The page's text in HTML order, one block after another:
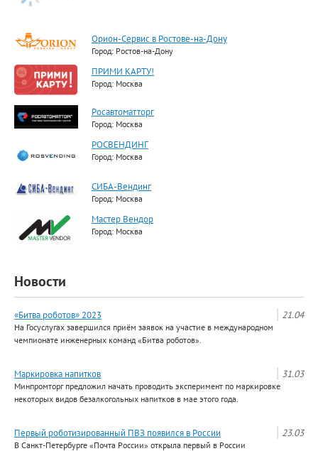
Орион-Сервис в Ростове-на-Дону
Город: Ростов-на-Дону
ПРИМИ КАРТУ!
Город: Москва
Росавтоматторг
Город: Москва
РОСВЕНДИНГ
Город: Москва
СИБА-Вендинг
Город: Москва
Мастер Вендор
Город: Москва
Новости
21.04
«Битва роботов» 2023
На Госуслугах завершился приём заявок на участие в международном
чемпионате инженерных команд «Битва роботов».
31.03
Маркировка напитков
Минпромторг предложил начать проводить эксперимент по маркировке
некоторых видов безалкогольных напитков в мае этого года.
23.03
Первый роботизированный ПВЗ появился в России
В Санкт-Петербурге «Почта России» открыла первый в России